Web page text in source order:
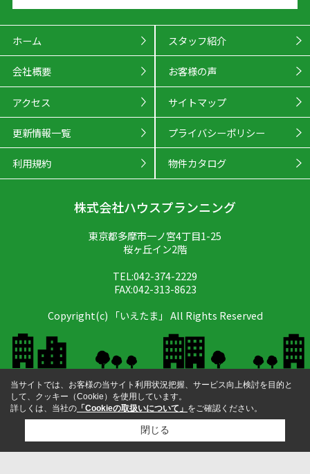
ホーム スタッフ紹介
会社概要 お客様の声
アクセス サイトマップ
更新情報一覧 プライバシーポリシー
利用規約 物件カタログ
株式会社ハウスプランニング
東京都多摩市一ノ宮4丁目1-25
桜ヶ丘イン2階
TEL:042-374-2229
FAX:042-313-8623
Copyright(c) 「いえたま」 All Rights Reserved
当サイトでは、お客様の当サイト利用状況把握、サービス向上検討を目的と
して、クッキー（Cookie）を使用しています。
詳しくは、当社の 「Cookieの取扱いについて」 をご確認ください。
閉じる